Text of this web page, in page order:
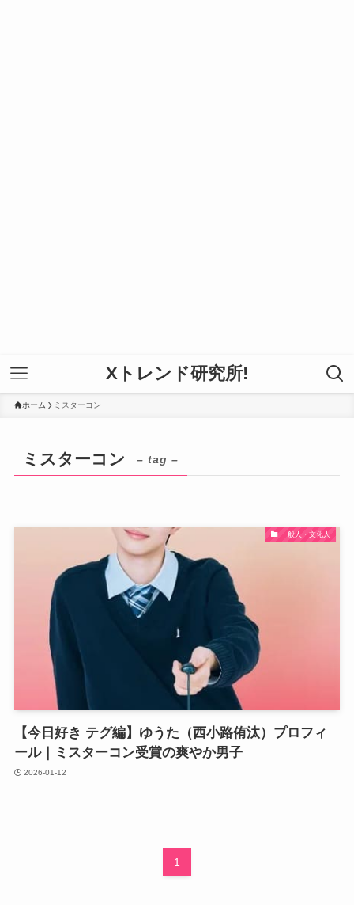
Xトレンド研究所!
ホーム ミスターコン
ミスターコン – tag –
一般人・文化人
【今日好き テグ編】ゆうた（西小路侑汰）プロフィ
ール｜ミスターコン受賞の爽やか男子
2026-01-12
1